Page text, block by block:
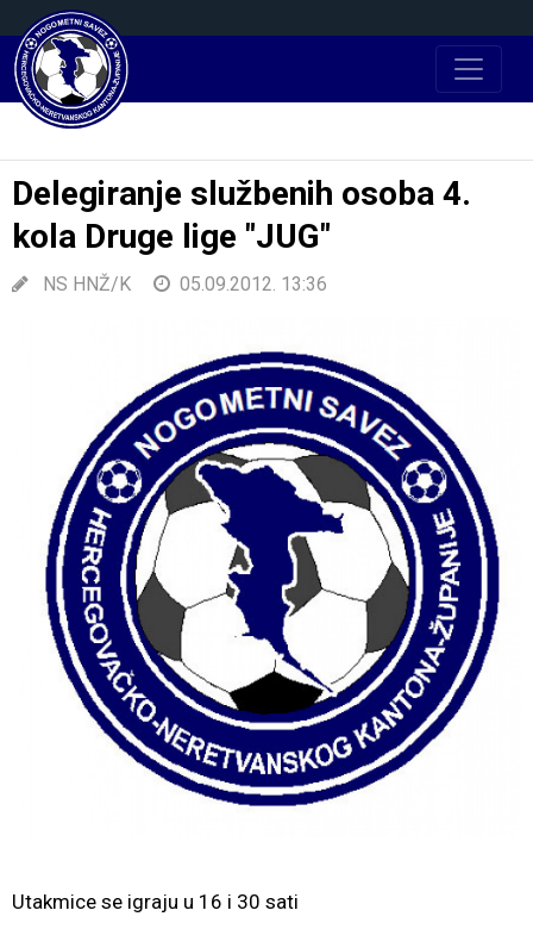
Delegiranje službenih osoba 4.
kola Druge lige "JUG"
NS HNŽ/K 05.09.2012. 13:36
Utakmice se igraju u 16 i 30 sati